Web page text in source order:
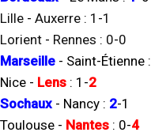
Lille - Auxerre : 1 -1
Lorient - Rennes : 0-0
Marseille - Saint-Étienne :
Nice - Lens : 1 -2
Sochaux - Nancy : 2-1
Toulouse - Nantes : 0-4